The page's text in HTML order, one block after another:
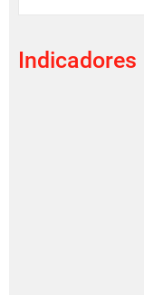
Indicadores